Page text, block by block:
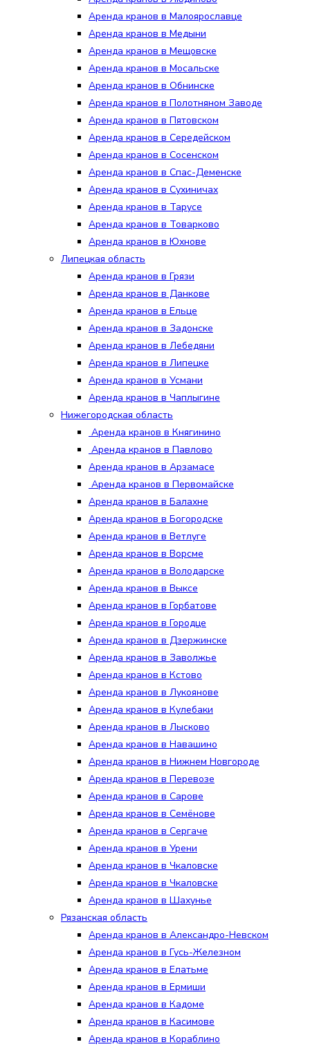
Аренда кранов в Малоярославце
Аренда кранов в Медыни
Аренда кранов в Мещовске
Аренда кранов в Мосальске
Аренда кранов в Обнинске
Аренда кранов в Полотняном Заводе
Аренда кранов в Пятовском
Аренда кранов в Середейском
Аренда кранов в Сосенском
Аренда кранов в Спас-Деменске
Аренда кранов в Сухиничах
Аренда кранов в Тарусе
Аренда кранов в Товарково
Аренда кранов в Юхнове
Липецкая область
Аренда кранов в Грязи
Аренда кранов в Данкове
Аренда кранов в Ельце
Аренда кранов в Задонске
Аренда кранов в Лебедяни
Аренда кранов в Липецке
Аренда кранов в Усмани
Аренда кранов в Чаплыгине
Нижегородская область
Аренда кранов в Княгинино
Аренда кранов в Павлово
Аренда кранов в Арзамасе
Аренда кранов в Первомайске
Аренда кранов в Балахне
Аренда кранов в Богородске
Аренда кранов в Ветлуге
Аренда кранов в Ворсме
Аренда кранов в Володарске
Аренда кранов в Выксе
Аренда кранов в Горбатове
Аренда кранов в Городце
Аренда кранов в Дзержинске
Аренда кранов в Заволжье
Аренда кранов в Кстово
Аренда кранов в Лукоянове
Аренда кранов в Кулебаки
Аренда кранов в Лысково
Аренда кранов в Навашино
Аренда кранов в Нижнем Новгороде
Аренда кранов в Перевозе
Аренда кранов в Сарове
Аренда кранов в Семёнове
Аренда кранов в Сергаче
Аренда кранов в Урени
Аренда кранов в Чкаловске
Аренда кранов в Чкаловске
Аренда кранов в Шахунье
Рязанская область
Аренда кранов в Александро-Невском
Аренда кранов в Гусь-Железном
Аренда кранов в Елатьме
Аренда кранов в Ермиши
Аренда кранов в Кадоме
Аренда кранов в Касимове
Аренда кранов в Кораблино